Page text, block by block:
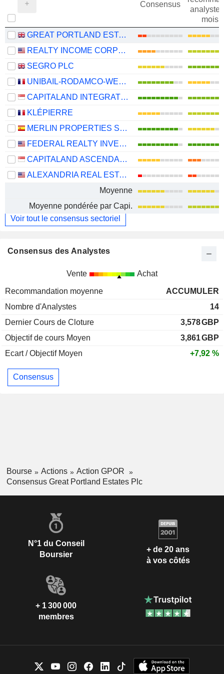
Consensus
mois
GREAT PORTLAND ESTATES PLC
REALTY INCOME CORPORATION
SEGRO PLC
UNIBAIL-RODAMCO-WESTFIELD SE
CAPITALAND INTEGRATED COMMERCIAL TRUST
KLÉPIERRE
MERLIN PROPERTIES SOCIMI, S.A.
FEDERAL REALTY INVESTMENT TRUST
CAPITALAND ASCENDAS REIT
ALEXANDRIA REAL ESTATE EQUITIES, INC.
Moyenne
Moyenne pondérée par Capi.
Voir tout le consensus sectoriel
Consensus des Analystes
Vente Achat
Recommandation moyenne
ACCUMULER
Nombre d'Analystes
14
Dernier Cours de Cloture
3,578GBP
Objectif de cours Moyen
3,861GBP
Ecart / Objectif Moyen
+7,92 %
Consensus
Bourse Actions
Action GPOR
Consensus Great Portland Estates Plc
N°1 du Conseil
Boursier
+ de 20 ans
à vos côtés
+ 1 300 000
membres